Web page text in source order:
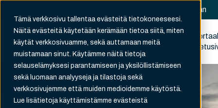
Tämä verkkosivu tallentaa evästeitä tietokoneeseesi.
Näitä evästeitä käytetään kerämään tietoa siitä, miten
käytät verkkosivuamme, sekä auttamaan meitä
muistamaan sinut. Käytämme näitä tietoja
selauselämyksesi parantamiseen ja yksilöllistämiseen
sekä luomaan analyyseja ja tilastoja sekä
verkkosivujemme että muiden medioidemme käytöstä.
Lue lisätietoja käyttämistämme evästeistä
Kirjaudu sisään
Kirjaudu
ulos